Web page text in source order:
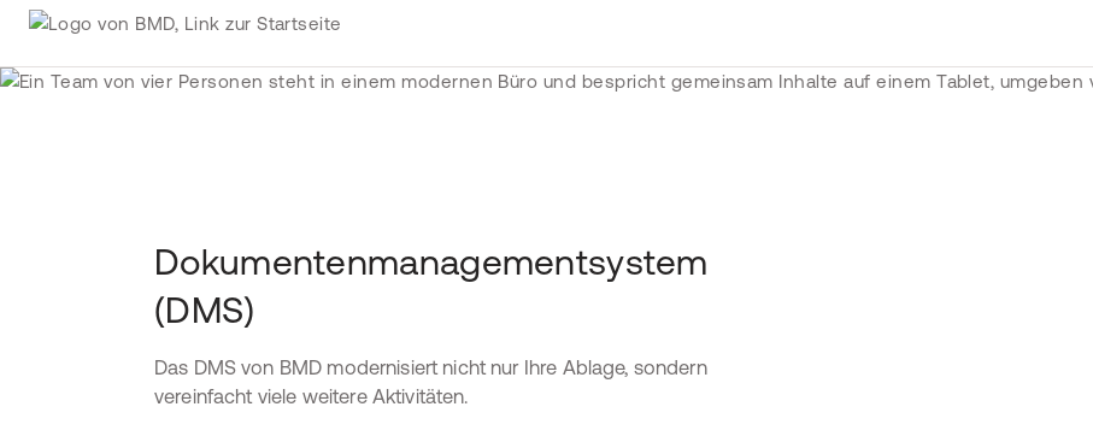
Dokumentenmanagementsystem
(DMS)
Das DMS von BMD modernisiert nicht nur Ihre Ablage, sondern
vereinfacht viele weitere Aktivitäten.